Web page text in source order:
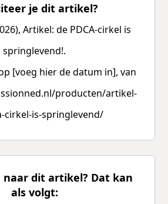
je dit artikel?
Artikel: de PDCA-cirkel is
springlevend!.
[voeg hier de datum in], van
producten/artikel-
cirkel-is-springlevend/
naar dit artikel? Dat kan
als volgt: